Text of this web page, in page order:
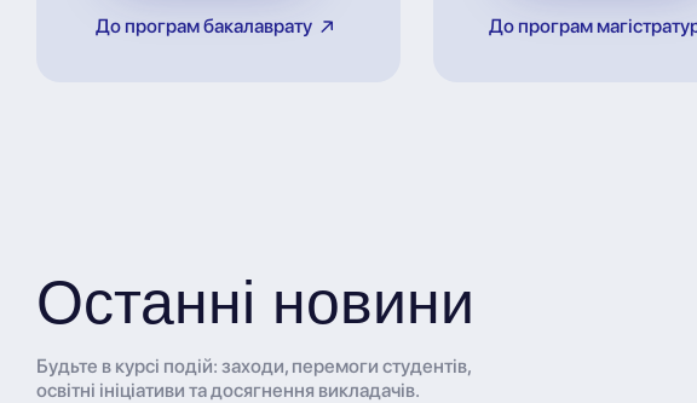
До програм бакалаврату До програм
Останні новини
Будьте в курсі подій: заходи, перемоги студентів,
освітні ініціативи та досягнення викладачів.